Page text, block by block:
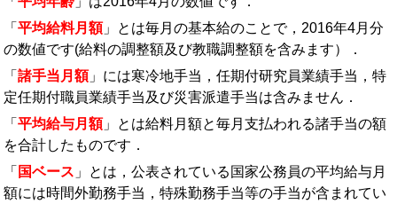
「 平均給料月額」とは毎月の基本給のことで，2016年4月分
の数値です(給料の調整額及び教職調整額を含みます）．
「 諸手当月額」には寒冷地手当，任期付研究員業績手当，特
定任期付職員業績手当及び災害派遣手当は含みません．
「 平均給与月額」とは給料月額と毎月支払われる諸手当の額
を合計したものです．
「 国ベース 」とは，公表されている国家公務員の平均給与月
額には時間外勤務手当，特殊勤務手当等の手当が含まれてい